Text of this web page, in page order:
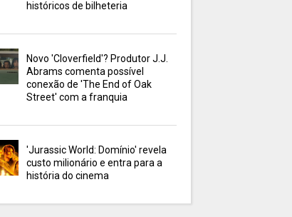
históricos de bilheteria
Novo 'Cloverfield'? Produtor J.J.
Abrams comenta possível
conexão de 'The End of Oak
Street' com a franquia
'Jurassic World: Domínio' revela
custo milionário e entra para a
história do cinema